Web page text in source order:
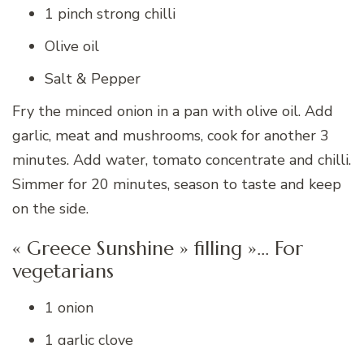
1 pinch strong chilli
Olive oil
Salt & Pepper
Fry the minced onion in a pan with olive oil. Add
garlic, meat and mushrooms, cook for another 3
minutes. Add water, tomato concentrate and chilli.
Simmer for 20 minutes, season to taste and keep
on the side.
« Greece Sunshine » filling »… For
vegetarians
1 onion
1 garlic clove